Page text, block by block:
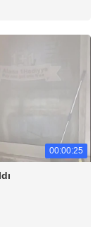
00:00:25